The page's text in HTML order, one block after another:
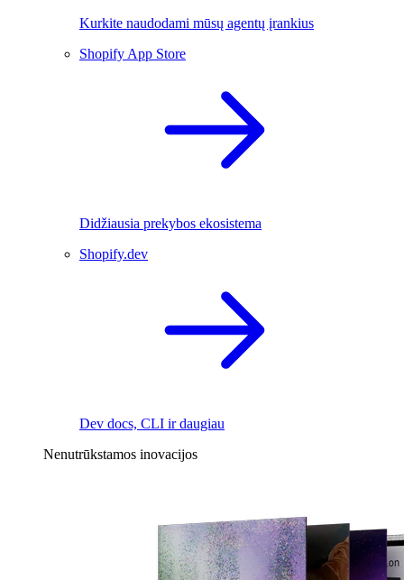
Kurkite naudodami mūsų agentų įrankius
Shopify App Store
Didžiausia prekybos ekosistema
Shopify.dev
Dev docs, CLI ir daugiau
Nenutrūkstamos inovacijos